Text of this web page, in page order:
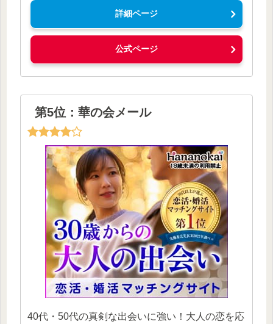
詳細ページ
公式ページ
第5位：華の会メール
40代・50代の真剣な出会いに強い！大人の恋を応